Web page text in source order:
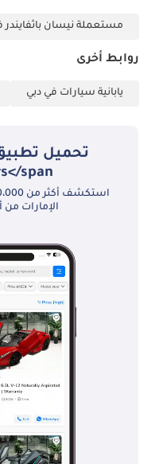
مستعملة نيسان باثفايندر
روابط أخرى
يابانية سيارات في دبي
span>
الإمارات من أكثر من